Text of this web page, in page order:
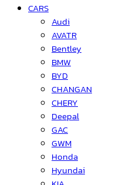
CARS
Audi
AVATR
Bentley
BMW
BYD
CHANGAN
CHERY
Deepal
GAC
GWM
Honda
Hyundai